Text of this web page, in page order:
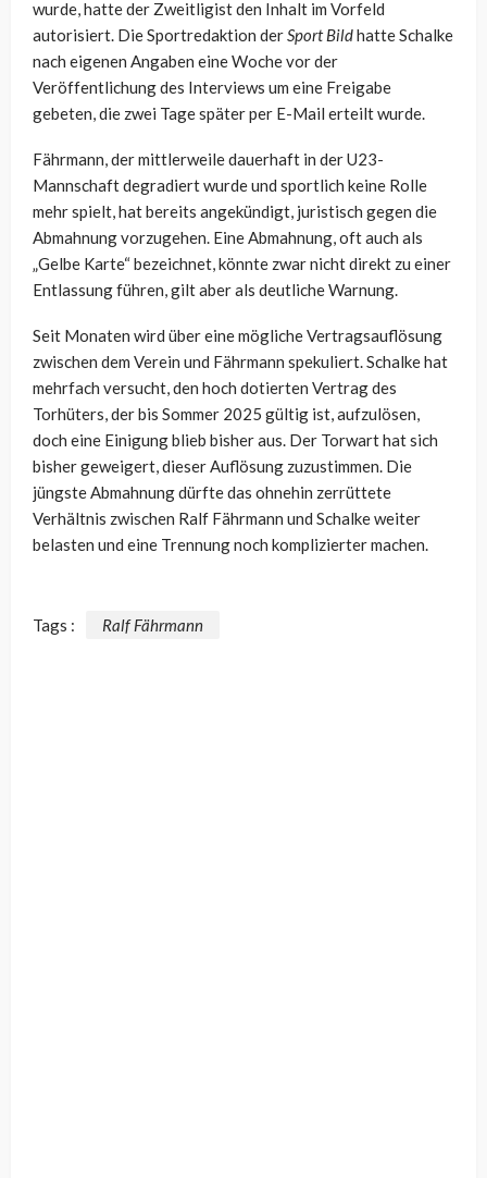
wurde, hatte der Zweitligist den Inhalt im Vorfeld
autorisiert. Die Sportredaktion derSport Bildhatte Schalke
nach eigenen Angaben eine Woche vor der
Veröffentlichung des Interviews um eine Freigabe
gebeten, die zwei Tage später per E-Mail erteilt wurde.
Fährmann, der mittlerweile dauerhaft in der U23-
Mannschaft degradiert wurde und sportlich keine Rolle
mehr spielt, hat bereits angekündigt, juristisch gegen die
Abmahnung vorzugehen. Eine Abmahnung, oft auch als
„Gelbe Karte“ bezeichnet, könnte zwar nicht direkt zu einer
Entlassung führen, gilt aber als deutliche Warnung.
Seit Monaten wird über eine mögliche Vertragsauflösung
zwischen dem Verein und Fährmann spekuliert. Schalke hat
mehrfach versucht, den hoch dotierten Vertrag des
Torhüters, der bis Sommer 2025 gültig ist, aufzulösen,
doch eine Einigung blieb bisher aus. Der Torwart hat sich
bisher geweigert, dieser Auflösung zuzustimmen. Die
jüngste Abmahnung dürfte das ohnehin zerrüttete
Verhältnis zwischen Ralf Fährmann und Schalke weiter
belasten und eine Trennung noch komplizierter machen.
Tags : Ralf Fährmann